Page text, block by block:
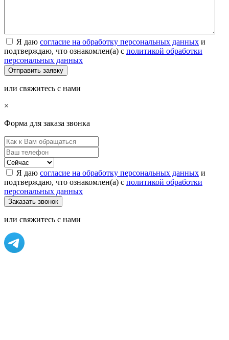
Я даю согласие на обработку персональных данных и
подтверждаю, что ознакомлен(а) с политикой обработки
персональных данных
или свяжитесь с нами
×
Форма для заказа звонка
Я даю согласие на обработку персональных данных и
подтверждаю, что ознакомлен(а) с политикой обработки
персональных данных
или свяжитесь с нами